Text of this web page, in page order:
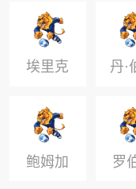
桑
埃里克
森
丹·
鲍姆加 罗